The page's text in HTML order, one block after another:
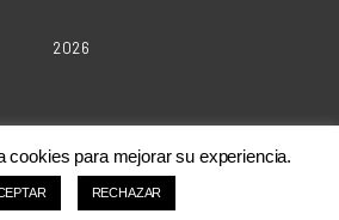
2026
cookies para mejorar su experiencia.
RECHAZAR